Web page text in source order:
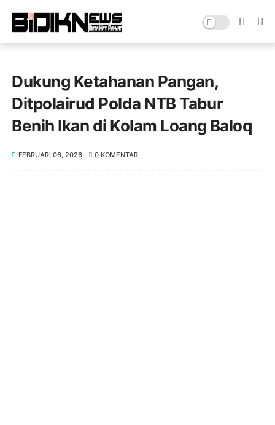
Dukung Ketahanan Pangan,
Ditpolairud Polda NTB Tabur
Benih Ikan di Kolam Loang Baloq
FEBRUARI 06, 2026 0 KOMENTAR